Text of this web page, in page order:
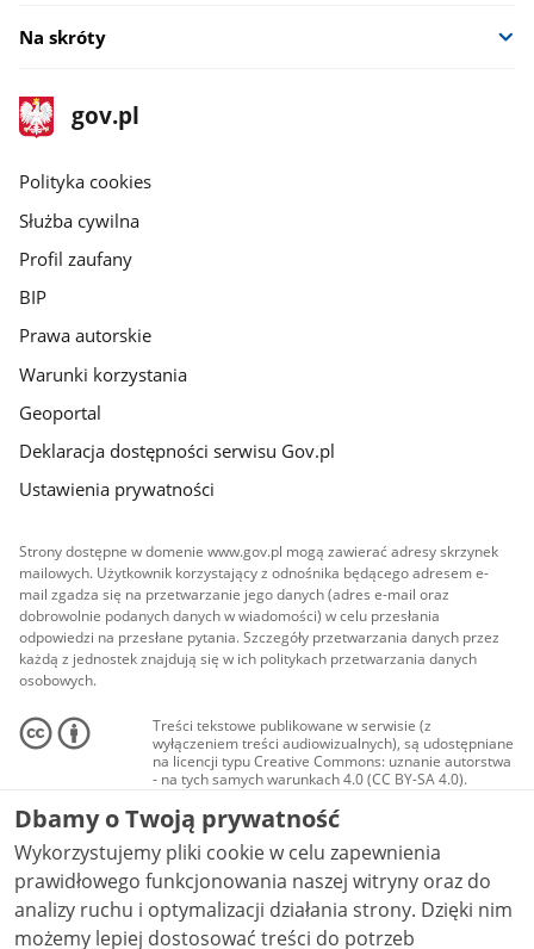
Na skróty
stopka
gov.pl
Strona
gov.pl
gov.pl
Polityka cookies
Służba cywilna
Profil zaufany
BIP
Prawa autorskie
Warunki korzystania
Geoportal
Deklaracja dostępności serwisu Gov.pl
Ustawienia prywatności
Strony dostępne w domenie www.gov.pl mogą zawierać adresy skrzynek
mailowych. Użytkownik korzystający z odnośnika będącego adresem e-
mail zgadza się na przetwarzanie jego danych (adres e-mail oraz
dobrowolnie podanych danych w wiadomości) w celu przesłania
odpowiedzi na przesłane pytania. Szczegóły przetwarzania danych przez
każdą z jednostek znajdują się w ich politykach przetwarzania danych
osobowych.
Treści tekstowe publikowane w serwisie (z
wyłączeniem treści audiowizualnych), są udostępniane
na licencji typu Creative Commons: uznanie autorstwa
- na tych samych warunkach 4.0 (CC BY-SA 4.0).
Materiały audiowizualne, w tym zdjęcia, materiały
audio i wideo, są udostępniane na licencji typu
Creative Commons: uznanie autorstwa użycie
niekomercyjne - bez utworów zależnych 4.0 (CC BY-
NC-ND 4.0), o ile nie jest to stwierdzone inaczej.
Dbamy o Twoją prywatność
Wykorzystujemy pliki cookie w celu zapewnienia
prawidłowego funkcjonowania naszej witryny oraz do
analizy ruchu i optymalizacji działania strony. Dzięki nim
możemy lepiej dostosować treści do potrzeb